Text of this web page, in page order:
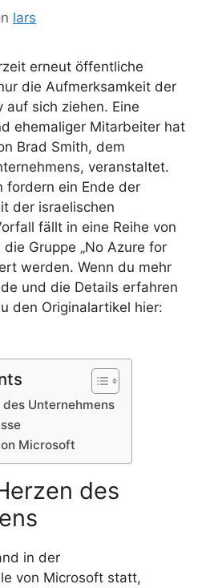
lars
erneut öffentliche
die Aufmerksamkeit der
auf sich ziehen. Eine
ehemaliger Mitarbeiter hat
Brad Smith, dem
veranstaltet.
fordern ein Ende der
der israelischen
fällt in eine Reihe von
Gruppe „No Azure for
werden. Wenn du mehr
und die Details erfahren
den Originalartikel hier:
Unternehmens
Microsoft
des
in der
von Microsoft statt,